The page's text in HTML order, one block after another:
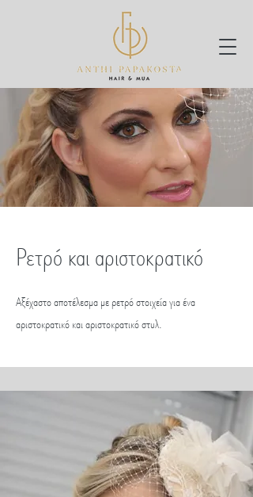
Ρετρό και αριστοκρατικό
Αξέχαστο αποτέλεσμα με ρετρό στοιχεία για ένα
αριστοκρατικό και αριστοκρατικό στυλ.